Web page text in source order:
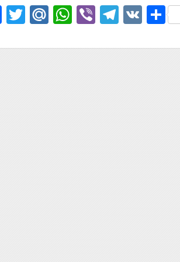
Facebook
TwitterMail.Ru
WhatsApp
Viber VK